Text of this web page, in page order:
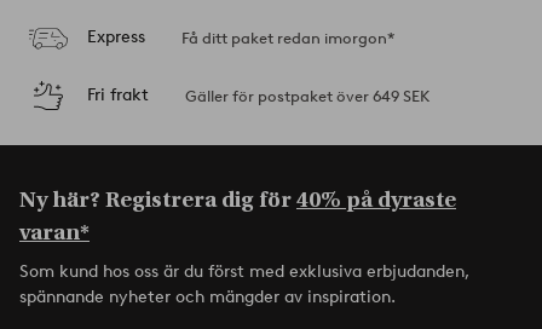
Express Få ditt paket redan imorgon*
Fri frakt Gäller för postpaket över 649 SEK
Ny här? Registrera dig för40% på dyraste
varan*
Som kund hos oss är du först med exklusiva erbjudanden,
spännande nyheter och mängder av inspiration.